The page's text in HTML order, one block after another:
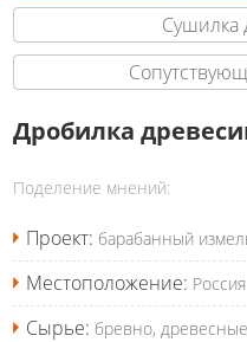
Сушилка
Дробилка
Поделение мнений:
Проект: барабанный
Местоположение: Россия
Сырье: бревно,